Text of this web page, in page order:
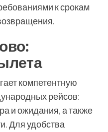
к срокам
компетентную
рейсов:
и ожидания, а также
Для удобства